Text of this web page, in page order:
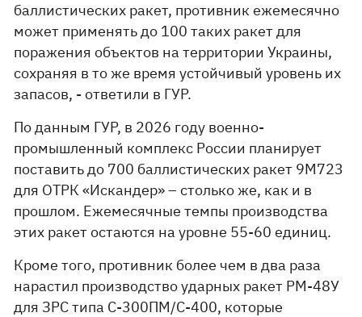
баллистических ракет, противник ежемесячно
может применять до 100 таких ракет для
поражения объектов на территории Украины,
сохраняя в то же время устойчивый уровень их
запасов, - ответили в ГУР.
По данным ГУР, в 2026 году военно-
промышленный комплекс России планирует
поставить до 700 баллистических ракет 9М723
для ОТРК «Искандер» – столько же, как и в
прошлом. Ежемесячные темпы производства
этих ракет остаются на уровне 55-60 единиц.
Кроме того, противник более чем в два раза
нарастил производство ударных ракет РМ-48У
для ЗРС типа С-300ПМ/С-400, которые